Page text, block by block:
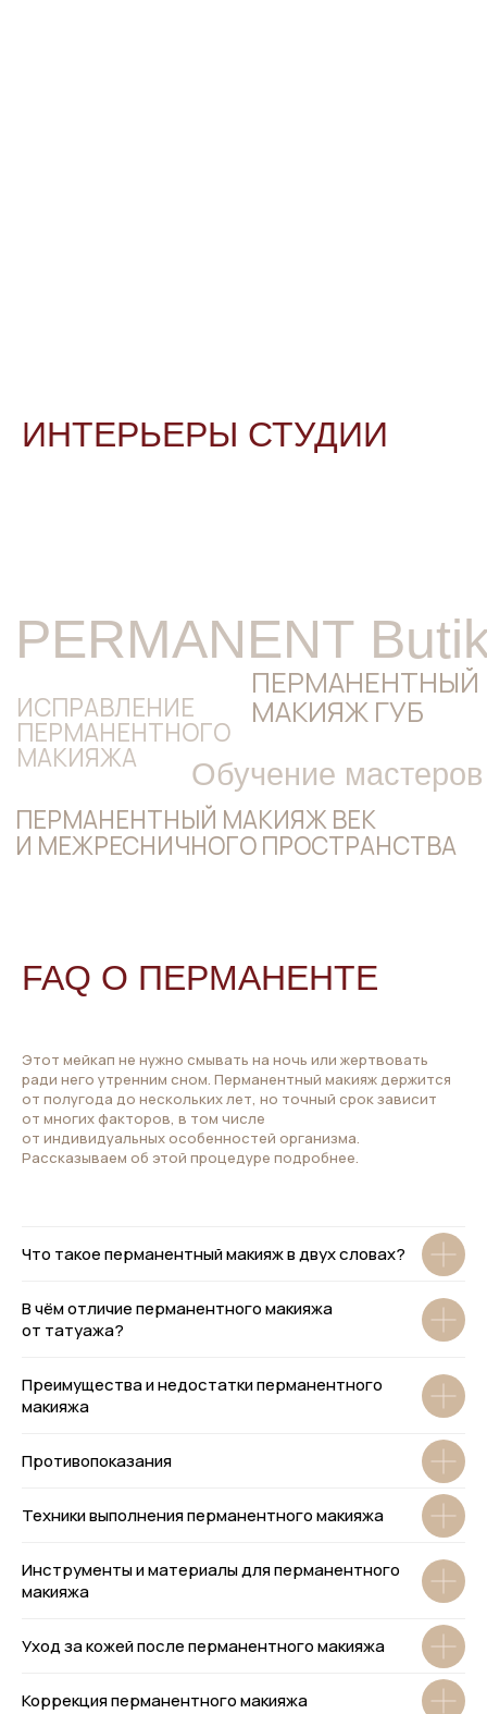
ИНТЕРЬЕРЫ СТУДИИ
FAQ О ПЕРМАНЕНТЕ
Этот мейкап не нужно смывать на ночь или жертвовать
ради него утренним сном. Перманентный макияж держится
от полугода до нескольких лет, но точный срок зависит
от многих факторов, в том числе
от индивидуальных особенностей организма.
Рассказываем об этой процедуре подробнее.
Что такое перманентный макияж в двух словах?
В чём отличие перманентного макияжа
от татуажа?
Преимущества и недостатки перманентного
макияжа
Противопоказания
Техники выполнения перманентного макияжа
Инструменты и материалы для перманентного
макияжа
Уход за кожей после перманентного макияжа
Коррекция перманентного макияжа